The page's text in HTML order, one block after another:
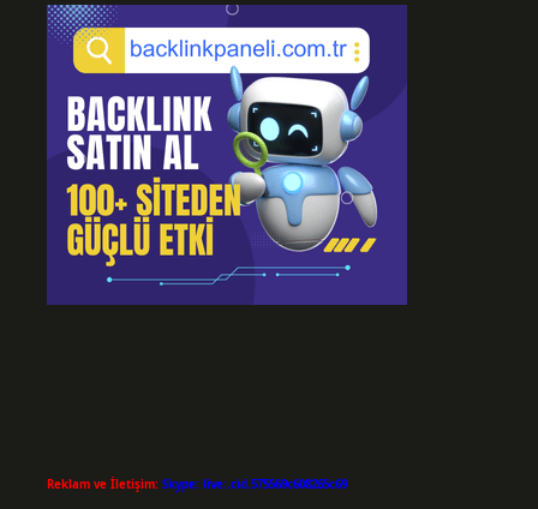
Reklam ve İletişim: Skype: live:.cid.575569c608265c69